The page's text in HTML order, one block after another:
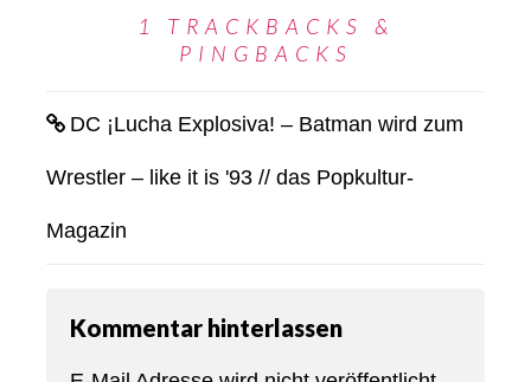
1 TRACKBACKS &
PINGBACKS
DC ¡Lucha Explosiva! – Batman wird zum
Wrestler – like it is '93 // das Popkultur-
Magazin
Kommentar hinterlassen